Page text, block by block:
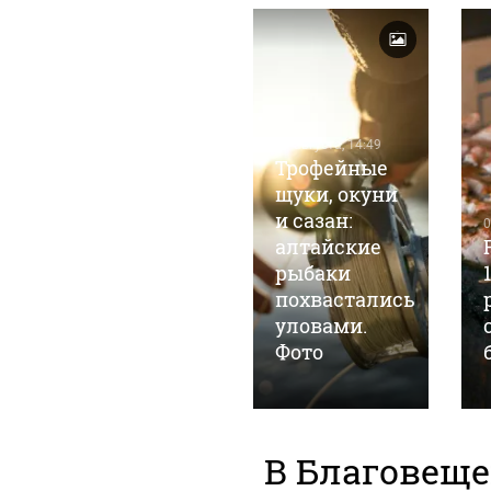
09 августа, 14:49
Трофейные
щуки, окуни
и сазан:
алтайские
рыбаки
похвастались
уловами.
Фото
В